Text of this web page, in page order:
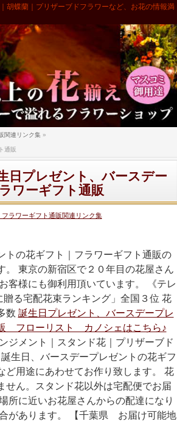
蝶蘭｜プリザーブドフラワーなど、お花の情報満
関連リンク集»
通販
プレゼント、バースデー
ワーギフト通販
ラワーギフト通販関連リンク集
トの花ギフト｜フラワーギフト通販の
東京の新宿区で２０年目の花屋さん
客様にも御利用頂いています。 《テレ
る宅配花束ランキング」全国３位 花
数 誕生日プレゼント、バースデープレ
フローリスト カノシェはこちら♪
ジメント｜スタンド花｜プリザーブド
生日、バースデープレゼントの花ギフ
ど用途にあわせてお作り致します。 花
せん。スタンド花以外は宅配便でお届
に近いお花屋さんからの配達になり
があります。 【千葉県 お届け可能地